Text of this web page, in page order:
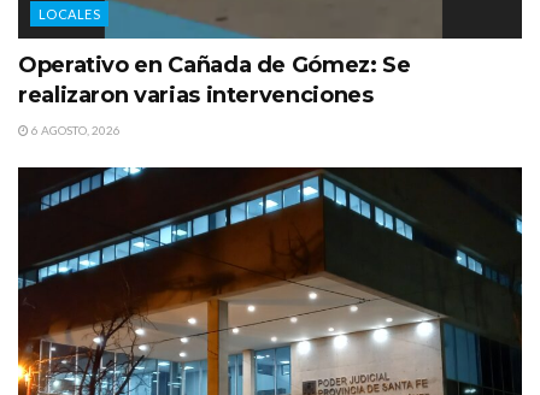
LOCALES
Operativo en Cañada de Gómez: Se
realizaron varias intervenciones
6 AGOSTO, 2026